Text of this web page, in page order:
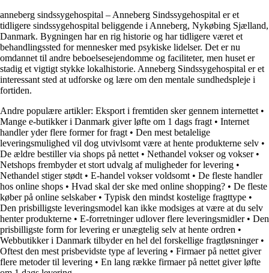
anneberg sindssygehospital – Anneberg Sindssygehospital er et
tidligere sindssygehospital beliggende i Anneberg, Nykøbing Sjælland,
Danmark. Bygningen har en rig historie og har tidligere været et
behandlingssted for mennesker med psykiske lidelser. Det er nu
omdannet til andre beboelsesejendomme og faciliteter, men huset er
stadig et vigtigt stykke lokalhistorie. Anneberg Sindssygehospital er et
interessant sted at udforske og lære om den mentale sundhedspleje i
fortiden.
Andre populære artikler: Eksport i fremtiden sker gennem internettet •
Mange e-butikker i Danmark giver løfte om 1 dags fragt • Internet
handler yder flere former for fragt • Den mest betalelige
leveringsmulighed vil dog utvivlsomt være at hente produkterne selv •
De ældre bestiller via shops på nettet • Nethandel vokser og vokser•
Netshops frembyder et stort udvalg af muligheder for levering •
Nethandel stiger stødt • E-handel vokser voldsomt • De fleste handler
hos online shops • Hvad skal der ske med online shopping? • De fleste
køber på online selskaber• Typisk den mindst kostelige fragttype •
Den prisbilligste leveringsmodel kan ikke modsiges at være at du selv
henter produkterne • E-forretninger udlover flere leveringsmidler• Den
prisbilligste form for levering er unægtelig selv at hente ordren •
Webbutikker i Danmark tilbyder en hel del forskellige fragtløsninger•
Oftest den mest prisbevidste type af levering • Firmaer på nettet giver
flere metoder til levering • En lang række firmaer på nettet giver løfte